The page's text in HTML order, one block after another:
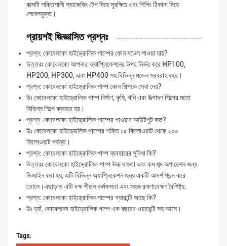
বাক্সটি শক্তিশালী প্যাকেজিং টেপ দিয়ে সুরক্ষিত এবং শিপিং ঠিকানা দিয়ে
লেবেলযুক্ত।
প্রায়শই জিজ্ঞাসিত প্রশ্নঃ
প্রশ্ন: কোবেলকো হাইড্রোলিক পাম্পের কোন মডেল পাওয়া যায়?
উত্তরঃ কোবেলকো আপনার অ্যাপ্লিকেশনের উপর নির্ভর করে HP100,
HP200, HP300, এবং HP400 সহ বিভিন্ন মডেল সরবরাহ করে।
প্রশ্ন: কোবেলকো হাইড্রোলিক পাম্প কোন শিল্পকে সেবা দেয়?
উঃ কোবেলকো হাইড্রোলিক পাম্প নির্মাণ, কৃষি, খনি এবং উত্পাদন শিল্পের মতো
বিভিন্ন শিল্পে ব্যবহৃত হয়।
প্রশ্ন: কোবেলকো হাইড্রোলিক পাম্পের পাওয়ার আউটপুট কত?
উঃ কোবেলকো হাইড্রোলিক পাম্পের শক্তি ১৫ কিলোওয়াট থেকে ২০০
কিলোওয়াট পর্যন্ত।
প্রশ্ন: কোবেলকো হাইড্রোলিক পাম্প ব্যবহারের সুবিধা কি?
উত্তরঃ কোবেলকো হাইড্রোলিক পাম্প উচ্চ দক্ষতা এবং কম শব্দ অপারেশন জন্য
ডিজাইন করা হয়, এটি বিভিন্ন অ্যাপ্লিকেশন জন্য একটি আদর্শ পছন্দ করে
তোলে।এছাড়াও এটি দক্ষ শীতল কর্মক্ষমতা এবং সহজ রক্ষণাবেক্ষণ বৈশিষ্ট্য.
প্রশ্ন: কোবেলকো হাইড্রোলিক পাম্পের গ্যারান্টি আছে কি?
উঃ হ্যাঁ, কোবেলকো হাইড্রোলিক পাম্প এক বছরের ওয়ারেন্টি সহ আসে।
Tags: